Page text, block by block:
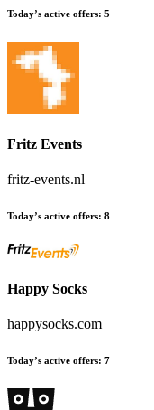
Today’s active offers: 5
Fritz Events
fritz-events.nl
Today’s active offers: 8
Happy Socks
happysocks.com
Today’s active offers: 7